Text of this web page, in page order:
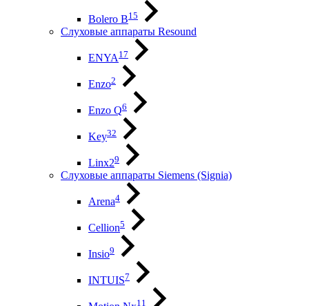
Bolero B15
Слуховые аппараты Resound
ENYA 17
Enzo2
Enzo Q6
Key32
Linx29
Слуховые аппараты Siemens (Signia)
Arena4
Cellion5
Insio9
INTUIS7
11